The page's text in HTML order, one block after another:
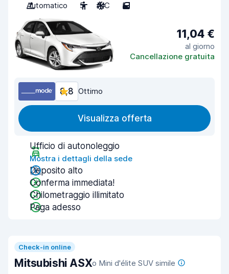
Automatico
5 A/C 5
11,04 €
al giorno
Cancellazione gratuita
8,8 Ottimo
Visualizza offerta
Ufficio di autonoleggio
Mostra i dettagli della sede
Deposito alto
Conferma immediata!
Chilometraggio illimitato
Paga adesso
Check-in online
Mitsubishi ASXo Mini d'élite SUV simile